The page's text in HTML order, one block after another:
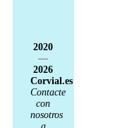
2020
—
2026
Corvial.es
Contacte
con
nosotros